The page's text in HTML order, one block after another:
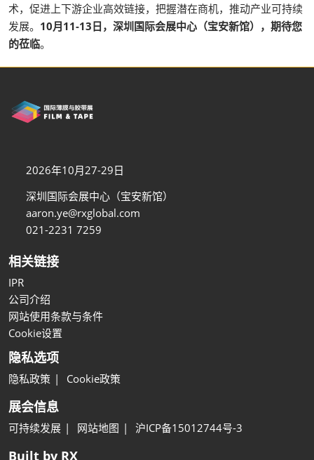
术，促进上下游企业高效链接，把握潜在商机，推动产业可持续
发展。 10月11-13日，深圳国际会展中心（宝安新馆），期待您
的莅临。
2026年10月27-29日
深圳国际会展中心（宝安新馆）
aaron.ye@rxglobal.com
021-2231 7259
相关链接
IPR
公司介绍
网站使用条款与条件
Cookie设置
隐私选项
隐私政策 Cookie政策
展会信息
可持续发展 网站地图 沪ICP备15012744号-3
Built by RX